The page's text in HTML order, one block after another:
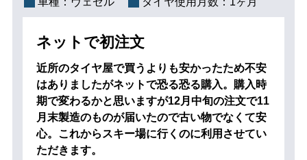
ネットで初注文
近所のタイヤ屋で買うよりも安かったため不安
はありましたがネットで恐る恐る購入。購入時
期で変わるかと思いますが12月中旬の注文で11
月末製造のものが届いたので古い物でなくて安
心。これからスキー場に行くのに利用させてい
ただきます。